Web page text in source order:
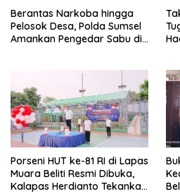
Berantas Narkoba hingga
Pelosok Desa, Polda Sumsel
Amankan Pengedar Sabu di
Porseni HUT ke-81 RI di Lapas
Muara Beliti Resmi Dibuka,
Kalapas Herdianto Tekankan